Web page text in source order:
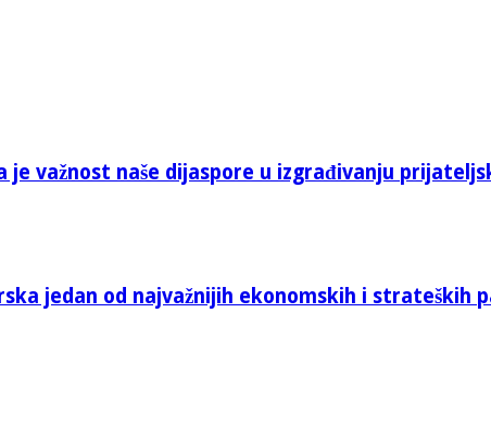
je važnost naše dijaspore u izgrađivanju
jedan od najvažnijih ekonomskih i strateških